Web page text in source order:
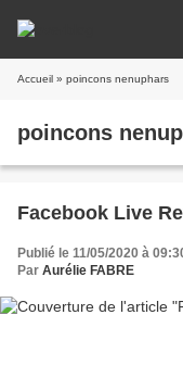
Accueil » poincons nenuphars
poincons
Facebook Live
Publié le 11/05/2020 à
Par Aurélie FABRE